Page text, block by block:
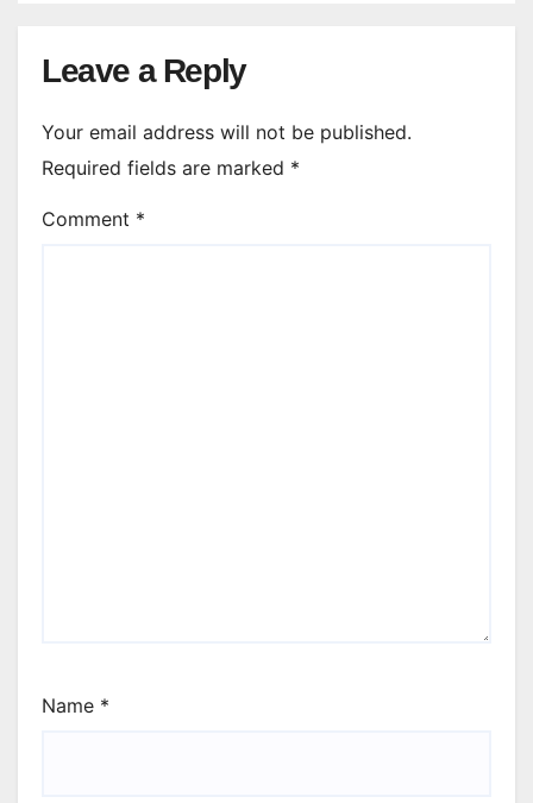
Leave a Reply
Your email address will not be published.
Required fields are marked *
Comment *
Name *